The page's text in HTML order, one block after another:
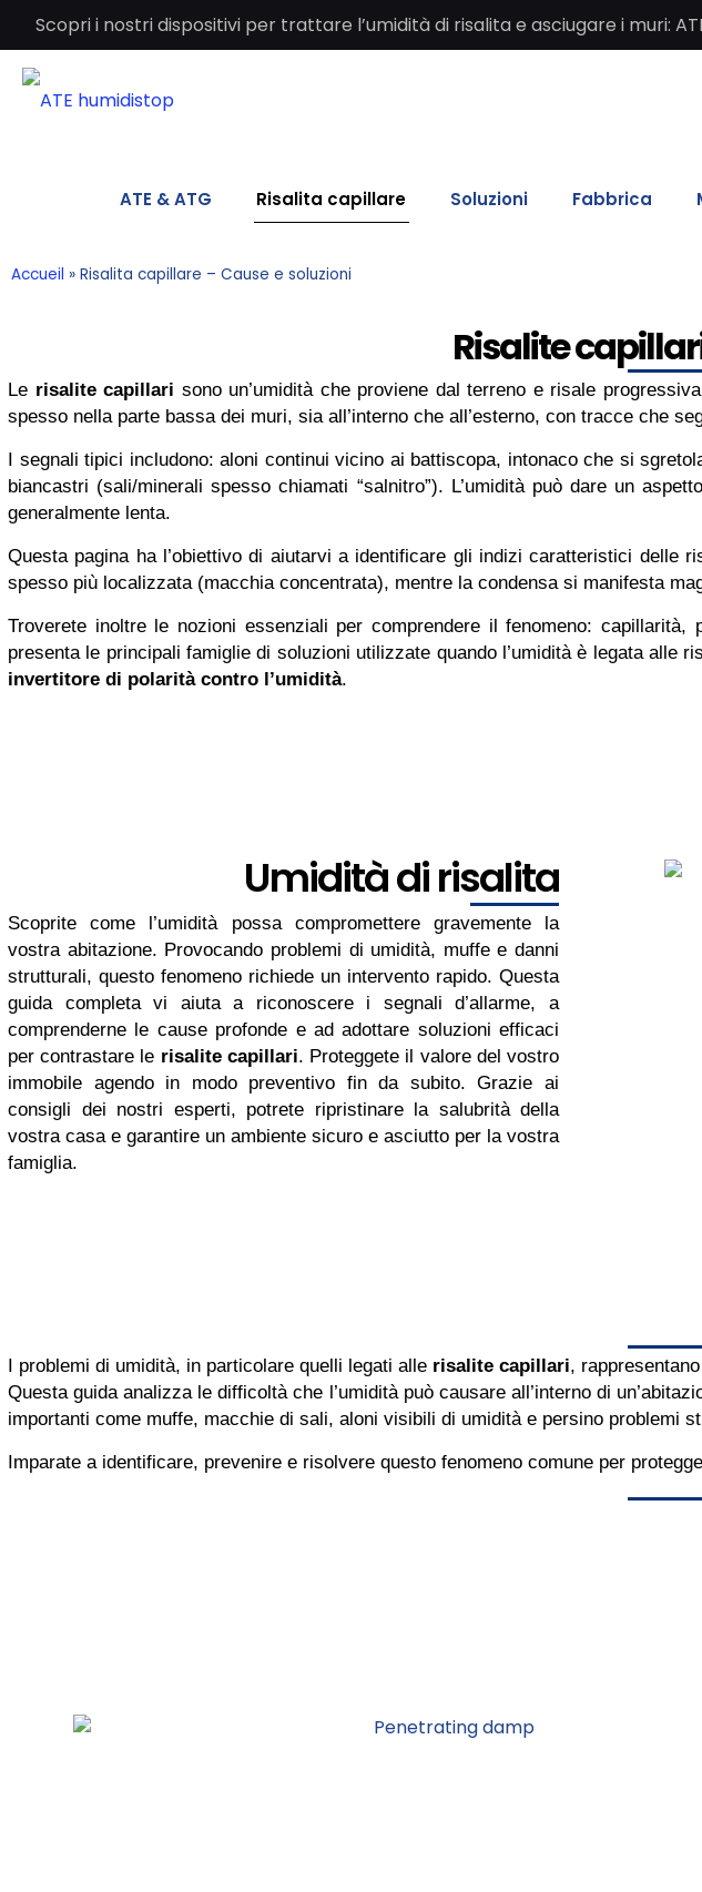
Scopri i nostri dispositivi per trattare l’umidità di risalita e asciugare i muri: ATE
ATE & ATG Risalita capillare Soluzioni Fabbrica
Accueil » Risalita capillare – Cause e soluzioni
Risalite
Le risalite capillari sono un’umidità che proviene dal terreno e risale
spesso nella parte bassa dei muri, sia all’interno che all’esterno, con tracce che
I segnali tipici includono: aloni continui vicino ai battiscopa, intonaco che si
biancastri (sali/minerali spesso chiamati “salnitro”). L’umidità può dare un
generalmente lenta.
Questa pagina ha l’obiettivo di aiutarvi a identificare gli indizi caratteristici delle
spesso più localizzata (macchia concentrata), mentre la condensa si manifesta
Troverete inoltre le nozioni essenziali per comprendere il fenomeno:
presenta le principali famiglie di soluzioni utilizzate quando l’umidità è legata alle
invertitore di polarità contro l’umidità.
Umidità di risalita
Scoprite come l’umidità possa compromettere gravemente la
vostra abitazione. Provocando problemi di umidità, muffe e danni
strutturali, questo fenomeno richiede un intervento rapido. Questa
guida completa vi aiuta a riconoscere i segnali d’allarme, a
comprenderne le cause profonde e ad adottare soluzioni efficaci
per contrastare le risalite capillari. Proteggete il valore del vostro
immobile agendo in modo preventivo fin da subito. Grazie ai
consigli dei nostri esperti, potrete ripristinare la salubrità della
vostra casa e garantire un ambiente sicuro e asciutto per la vostra
famiglia.
I problemi di umidità, in particolare quelli legati alle risalite capillari,
Questa guida analizza le difficoltà che l’umidità può causare all’interno di
importanti come muffe, macchie di sali, aloni visibili di umidità e persino problemi
Imparate a identificare, prevenire e risolvere questo fenomeno comune per